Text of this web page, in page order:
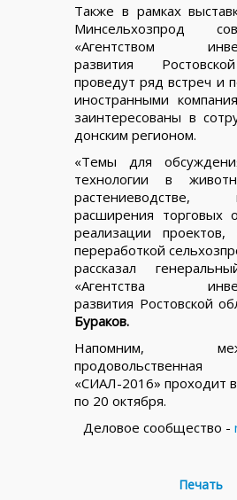
Также в рамках
Минсельхозпрод
«Агентством
развития
проведут ряд встреч и
иностранными
заинтересованы в
донским регионом.
«Темы для
технологии в
растениеводстве,
расширения торговых
реализации проектов,
переработкой
рассказал
«Агентства
развития Ростовской
Бураков.
Напомним,
«СИАЛ-2016» проходит
по 20 октября.
Деловое сообщество -
Печать